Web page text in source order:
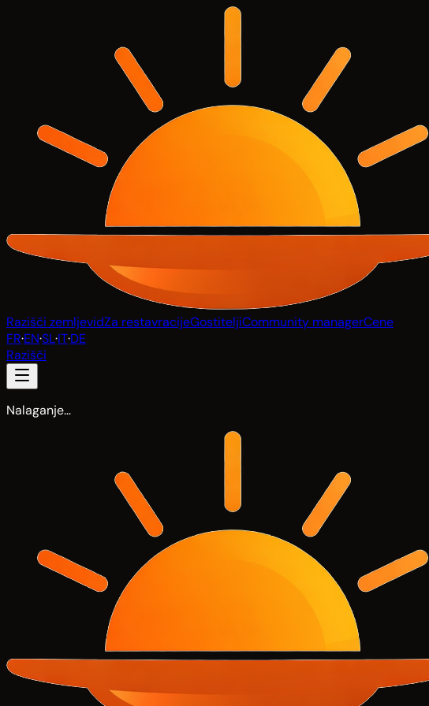
Razišči zemljevidZa restavracijeGostiteljiCommunity managerCene
FR·EN·SL·IT·DE
Razišči
Nalaganje…